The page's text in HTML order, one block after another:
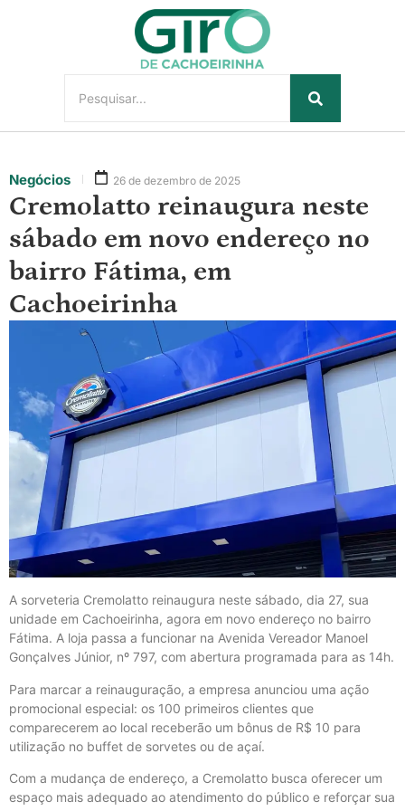
Negócios 26 de dezembro de 2025
Cremolatto reinaugura neste
sábado em novo endereço no
bairro Fátima, em
Cachoeirinha
A sorveteria Cremolatto reinaugura neste sábado, dia 27, sua
unidade em Cachoeirinha, agora em novo endereço no bairro
Fátima. A loja passa a funcionar na Avenida Vereador Manoel
Gonçalves Júnior, nº 797, com abertura programada para as 14h.
Para marcar a reinauguração, a empresa anunciou uma ação
promocional especial: os 100 primeiros clientes que
comparecerem ao local receberão um bônus de R$ 10 para
utilização no buffet de sorvetes ou de açaí.
Com a mudança de endereço, a Cremolatto busca oferecer um
espaço mais adequado ao atendimento do público e reforçar sua